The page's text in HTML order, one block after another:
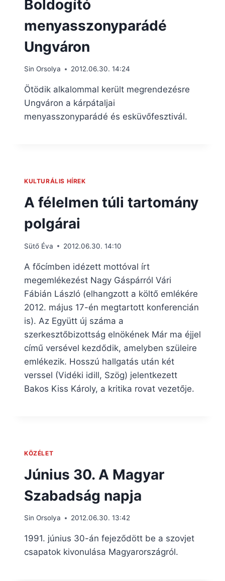
Boldogító
menyasszonyparádé
Ungváron
Sin Orsolya 2012.06.30. 14:24
Ötödik alkalommal került megrendezésre
Ungváron a kárpátaljai
menyasszonyparádé és esküvőfesztivál.
KULTURÁLIS HÍREK
A félelmen túli tartomány
polgárai
Sütő Éva 2012.06.30. 14:10
A főcímben idézett mottóval írt
megemlékezést Nagy Gáspárról Vári
Fábián László (elhangzott a költő emlékére
2012. május 17-én megtartott konferencián
is). Az Együtt új száma a
szerkesztőbizottság elnökének Már ma éjjel
című versével kezdődik, amelyben szüleire
emlékezik. Hosszú hallgatás után két
verssel (Vidéki idill, Szög) jelentkezett
Bakos Kiss Károly, a kritika rovat vezetője.
KÖZÉLET
Június 30. A Magyar
Szabadság napja
Sin Orsolya 2012.06.30. 13:42
1991. június 30-án fejeződött be a szovjet
csapatok kivonulása Magyarországról.